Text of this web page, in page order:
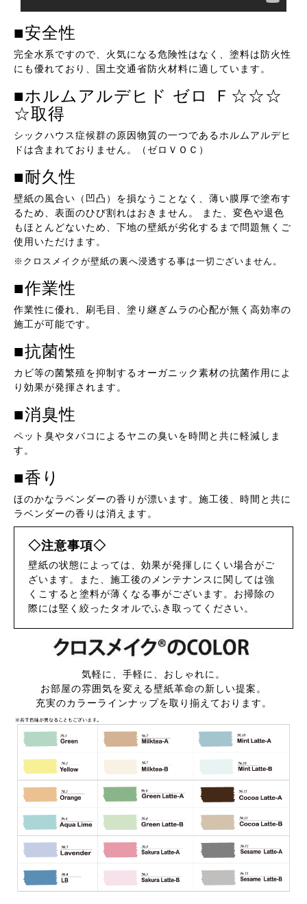
■安全性
完全水系ですので、火気になる危険性はなく、塗料は防火性
にも優れており、国土交通省防火材料に適しています。
■ホルムアルデヒド ゼロ Ｆ☆☆☆
☆取得
シックハウス症候群の原因物質の一つであるホルムアルデヒ
ドは含まれておりません。（ゼロＶＯＣ）
■耐久性
壁紙の風合い（凹凸）を損なうことなく、薄い膜厚で塗布す
るため、表面のひび割れはおきません。 また、変色や退色
もほとんどないため、下地の壁紙が劣化するまで問題無くご
使用いただけます。
※クロスメイクが壁紙の裏へ浸透する事は一切ございません。
■作業性
作業性に優れ、刷毛目、塗り継ぎムラの心配が無く高効率の
施工が可能です。
■抗菌性
カビ等の菌繁殖を抑制するオーガニック素材の抗菌作用によ
り効果が発揮されます。
■消臭性
ペット臭やタバコによるヤニの臭いを時間と共に軽減しま
す。
■香り
ほのかなラベンダーの香りが漂います。施工後、時間と共に
ラベンダーの香りは消えます。
◇注意事項◇
壁紙の状態によっては、効果が発揮しにくい場合がご
ざいます。また、施工後のメンテナンスに関しては強
くこすると塗料が薄くなる事がございます。お掃除の
際には堅く絞ったタオルでふき取ってください。
気軽に、手軽に、おしゃれに。
お部屋の雰囲気を変える壁紙革命の新しい提案。
充実のカラーラインナップを取り揃えております。